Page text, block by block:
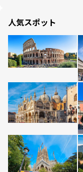
人気スポット